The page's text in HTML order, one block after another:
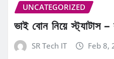
UNCATEGORIZED
ভাই বোন নিয়ে স্ট্যাটাস
SR Tech IT Feb 8,